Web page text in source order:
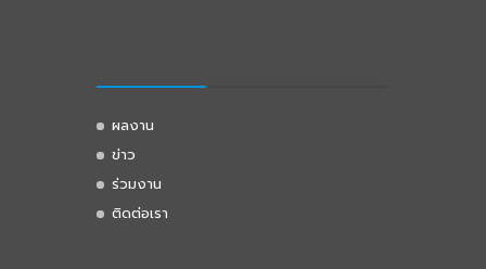
ผลงาน
ข่าว
ร่วมงาน
ติดต่อเรา